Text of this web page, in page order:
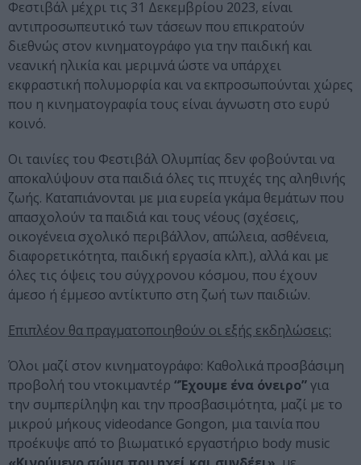
Φεστιβάλ μέχρι τις 31 Δεκεμβρίου 2023, είναι
αντιπροσωπευτικό των τάσεων που επικρατούν
διεθνώς στον κινηματογράφο για την παιδική και
νεανική ηλικία και μεριμνά ώστε να υπάρχει
εκφραστική πολυμορφία και να εκπροσωπούνται χώρες
που η κινηματογραφία τους είναι άγνωστη στο ευρύ
κοινό.
Οι ταινίες του Φεστιβάλ Ολυμπίας δεν φοβούνται να
αποκαλύψουν στα παιδιά όλες τις πτυχές της αληθινής
ζωής. Καταπιάνονται με μια ευρεία γκάμα θεμάτων που
απασχολούν τα παιδιά και τους νέους (σχέσεις,
οικογένεια σχολικό περιβάλλον, απώλεια, ασθένεια,
διαφορετικότητα, παιδική εργασία κλπ.), αλλά και με
όλες τις όψεις του σύγχρονου κόσμου, που έχουν
άμεσο ή έμμεσο αντίκτυπο στη ζωή των παιδιών.
Επιπλέον θα πραγματοποιηθούν οι εξής εκδηλώσεις:
Όλοι μαζί στον κινηματογράφο: Καθολικά προσβάσιμη
προβολή του ντοκιμαντέρ “Έχουμε ένα όνειρο”για
την συμπερίληψη και την προσβασιμότητα, μαζί με το
μικρού μήκους videodance Gongon, μια ταινία που
προέκυψε από το βιωματικό εργαστήριο body music